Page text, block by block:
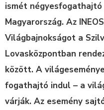
ismét
Magyarország. Az
Világbajnokságot a
Lovasközpontban
között. A
fogathajtó indul – a
várják. Az esemény